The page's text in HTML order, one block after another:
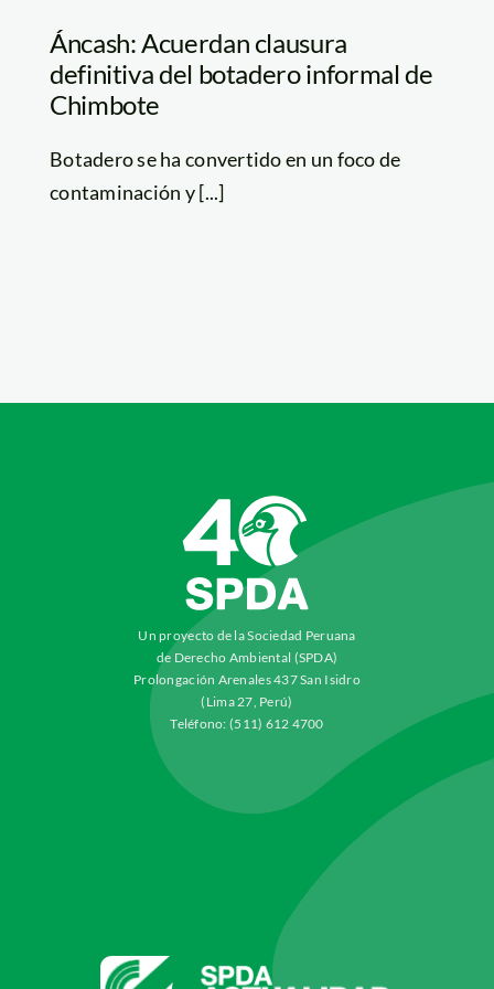
Áncash: Acuerdan clausura
definitiva del botadero informal de
Chimbote
Botadero se ha convertido en un foco de
contaminación y [...]
Un proyecto de la Sociedad Peruana
de Derecho Ambiental (SPDA)
Prolongación Arenales 437 San Isidro
(Lima 27, Perú)
Teléfono: (511) 612 4700